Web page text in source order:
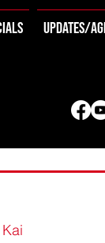
Updates/